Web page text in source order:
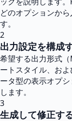
どのオプションか
す。
2
出力設定を構成
希望する出力形式
ートスタイル、お
ータ型の表示オプ
します。
3
生成して修正す